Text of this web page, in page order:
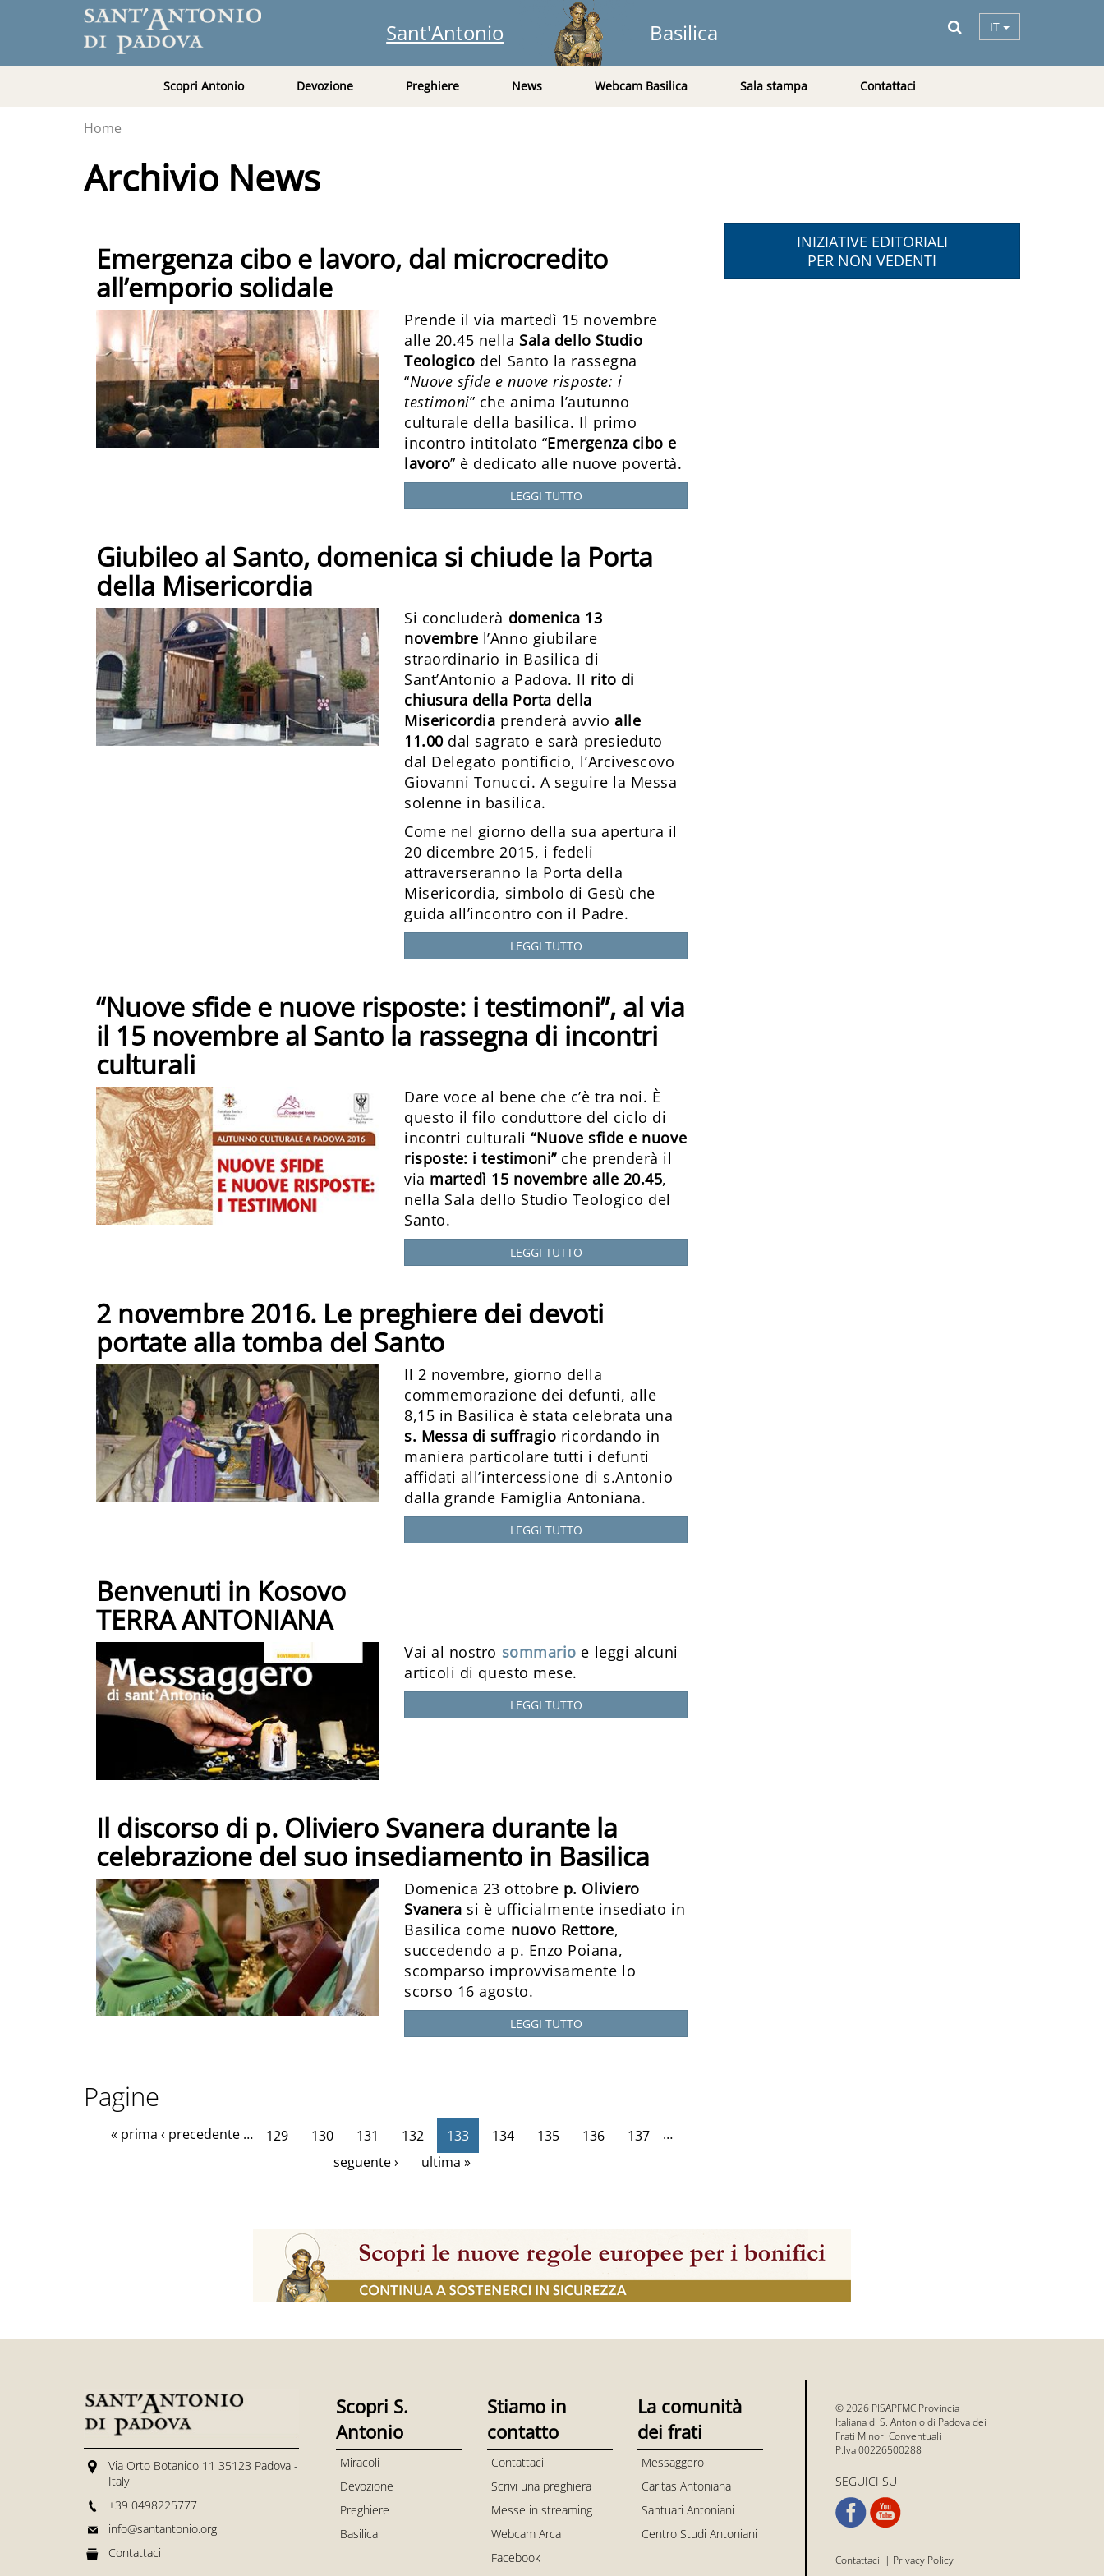
Sant'Antonio Basilica IT
Scopri Antonio Devozione Preghiere News Webcam Basilica Sala stampa Contattaci
Home
Archivio News
Emergenza cibo e lavoro, dal microcredito
all’emporio solidale
Prende il via martedì 15 novembre
alle 20.45 nella Sala dello Studio
Teologico del Santo la rassegna
“Nuove sfide e nuove risposte: i
testimoni” che anima l’autunno
culturale della basilica. Il primo
incontro intitolato “Emergenza cibo e
lavoro” è dedicato alle nuove povertà.
LEGGI TUTTO
Giubileo al Santo, domenica si chiude la Porta
della Misericordia
Si concluderà domenica 13
novembre l’Anno giubilare
straordinario in Basilica di
Sant’Antonio a Padova. Il rito di
chiusura della Porta della
Misericordia prenderà avvioalle
11.00dal sagrato e sarà presieduto
dal Delegato pontificio, l’Arcivescovo
Giovanni Tonucci. A seguire la Messa
solenne in basilica.
Come nel giorno della sua apertura il
20 dicembre 2015, i fedeli
attraverseranno la Porta della
Misericordia, simbolo di Gesù che
guida all’incontro con il Padre.
LEGGI TUTTO
“Nuove sfide e nuove risposte: i testimoni”, al via
il 15 novembre al Santo la rassegna di incontri
culturali
Dare voce al bene che c’è tra noi. È
questo il filo conduttore del ciclo di
incontri culturali “Nuove sfide e nuove
risposte: i testimoni” che prenderà il
via martedì 15 novembre alle 20.45,
nella Sala dello Studio Teologico del
Santo.
LEGGI TUTTO
2 novembre 2016. Le preghiere dei devoti
portate alla tomba del Santo
Il 2 novembre, giorno della
commemorazione dei defunti, alle
8,15 in Basilica è stata celebrata una
s. Messa di suffragio ricordando in
maniera particolare tutti i defunti
affidati all’intercessione di s.Antonio
dalla grande Famiglia Antoniana.
LEGGI TUTTO
Benvenuti in Kosovo
TERRA ANTONIANA
Vai al nostro sommario e leggi alcuni
articoli di questo mese.
LEGGI TUTTO
Il discorso di p. Oliviero Svanera durante la
celebrazione del suo insediamento in Basilica
Domenica 23 ottobre p. Oliviero
Svanera si è ufficialmente insediato in
Basilica come nuovo Rettore,
succedendo a p. Enzo Poiana,
scomparso improvvisamente lo
scorso 16 agosto.
LEGGI TUTTO
Pagine
« prima ‹ precedente … 129 130 131 132 133 134 135 136 137
…
seguente ›
ultima »
INIZIATIVE EDITORIALI
PER NON VEDENTI
Via Orto Botanico 11 35123 Padova -
Italy
+39 0498225777
info@santantonio.org
Contattaci
Scopri S.
Antonio
Miracoli
Devozione
Preghiere
Basilica
Stiamo in
contatto
Contattaci
Scrivi una preghiera
Messe in streaming
Webcam Arca
Facebook
La comunità
dei frati
Messaggero
Caritas Antoniana
Santuari Antoniani
Centro Studi Antoniani
© 2026 PISAPFMC Provincia
Italiana di S. Antonio di Padova dei
Frati Minori Conventuali
P.Iva 00226500288
SEGUICI SU
Contattaci: | Privacy Policy